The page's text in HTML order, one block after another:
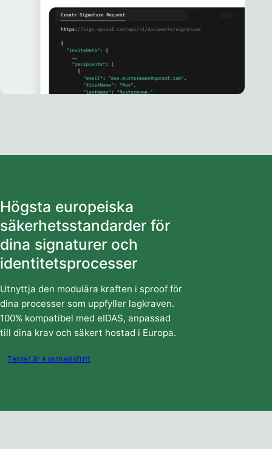
Högsta europeiska
säkerhetsstandarder för
dina signaturer och
identitetsprocesser
Utnyttja den modulära kraften i sproof för
dina processer som uppfyller lagkraven.
100% kompatibel med eIDAS, anpassad
till dina krav och säkert hostad i Europa.
Testet är kostnadsfritt